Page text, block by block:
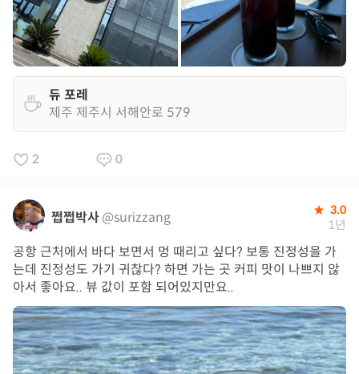
듀 포레
제주 제주시 서해안로 579
2 0
쩝쩝박사@surizzang 3.0
1년
공항 근처에서 바다 보면서 멍 때리고 싶다? 보통 진정성을 가
는데 진정성도 가기 귀찮다? 하면 가는 곳 커피 맛이 나쁘지 않
아서 좋아요.. 뷰 값이 포함 되어있지만요..